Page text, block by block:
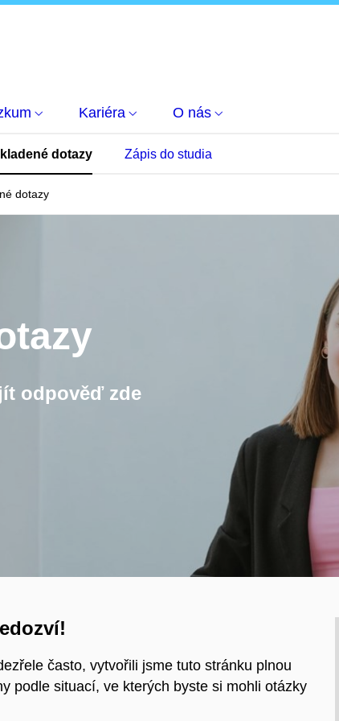
Kariéra O nás
dotazy Zápis do studia
dotazy
odpověď zde
často, vytvořili jsme tuto stránku plnou
podle situací, ve kterých byste si mohli otázky